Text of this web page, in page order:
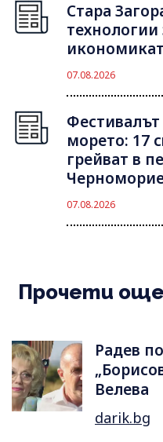
Стара
технологии
07.08.2026
Фестивалът
морето: 17
грейват в
07.08.2026
Прочети още
Радев
Велева
darik.bg